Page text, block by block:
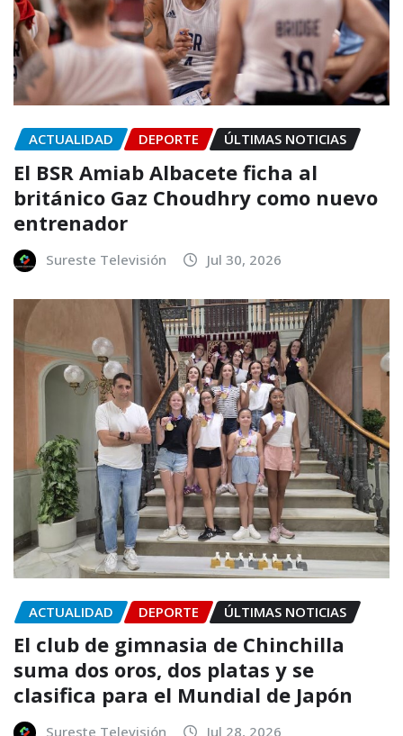
ACTUALIDAD DEPORTE ÚLTIMAS NOTICIAS
El BSR Amiab Albacete ficha al
británico Gaz Choudhry como nuevo
entrenador
Sureste Televisión Jul 30, 2026
ACTUALIDAD DEPORTE ÚLTIMAS NOTICIAS
El club de gimnasia de Chinchilla
suma dos oros, dos platas y se
clasifica para el Mundial de Japón
Sureste Televisión Jul 28, 2026